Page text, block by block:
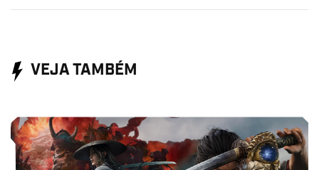
VEJA TAMBÉM